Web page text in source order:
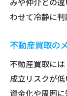
わせて冷静に判
不動産買取の
不動産買取に
成立リスクが
資金化や周囲